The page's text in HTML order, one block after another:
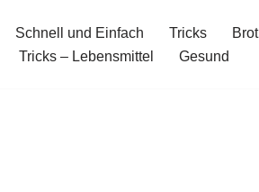
Schnell und Einfach Tricks Brot
Tricks – Lebensmittel Gesund